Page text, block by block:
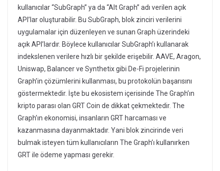
kullanıcılar “SubGraph” ya da “Alt Graph” adı verilen açık
API’lar oluşturabilir. Bu SubGraph, blok zinciri verilerini
uygulamalar için düzenleyen ve sunan Graph üzerindeki
açık API’lardır. Böylece kullanıcılar SubGraph’ı kullanarak
indekslenen verilere hızlı bir şekilde erişebilir. AAVE, Aragon,
Uniswap, Balancer ve Synthetix gibi De-Fi projelerinin
Graph’in çözümlerini kullanması, bu protokolün başarısını
göstermektedir. İşte bu ekosistem içerisinde The Graph’ın
kripto parası olan GRT Coin de dikkat çekmektedir. The
Graph’ın ekonomisi, insanların GRT harcaması ve
kazanmasına dayanmaktadır. Yani blok zincirinde veri
bulmak isteyen tüm kullanıcıların The Graph’ı kullanırken
GRT ile ödeme yapması gerekir.